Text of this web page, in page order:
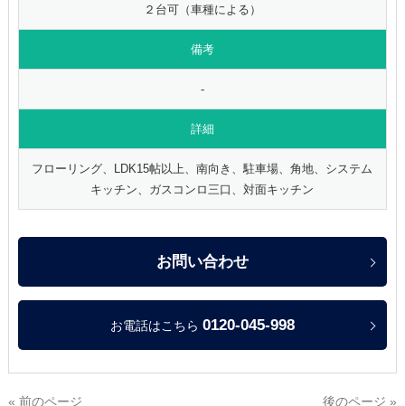
２台可（車種による）
備考
-
詳細
フローリング、LDK15帖以上、南向き、駐車場、角地、システム
キッチン、ガスコンロ三口、対面キッチン
お問い合わせ
お電話はこちら 0120-045-998
« 前のページ 後のページ »